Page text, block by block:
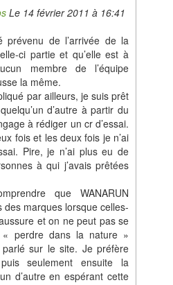
Le 14 février 2011 à 16:41
prévenu de l’arrivée de la
ci partie et qu’elle est à
membre de l’équipe
la même.
par ailleurs, je suis prêt
d’autre à partir du
à rédiger un cr d’essai.
fois et les deux fois je n’ai
Pire, je n’ai plus eu de
à qui j’avais prêtées
que WANARUN
des marques lorsque celles-
et on ne peut pas se
perdre dans la nature »
parlé sur le site. Je préfère
seulement ensuite la
d’autre en espérant cette